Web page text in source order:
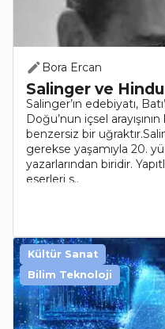
Bora Ercan
Salinger ve
Salinger’ın edebiyatı,
Doğu’nun içsel
benzersiz bir
gerekse yaşamıyla 20.
yazarlarından biridir.
eserleri s..
Kültür Sanat
Bilim Teknoloji